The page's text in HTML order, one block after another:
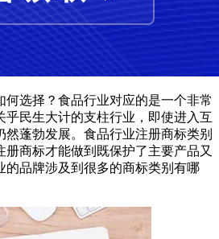
何选择？食品行业对应的是一个非常
乎民生大计的支柱行业，即使进入互
蓬勃发展。食品行业注册商标类别
商标才能做到既保护了主要产品又
的品牌涉及到很多的商标类别有哪